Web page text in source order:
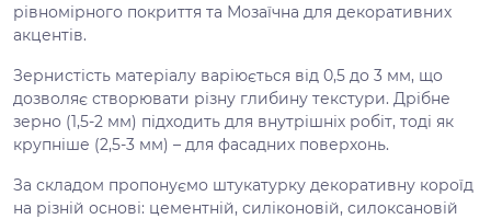
рівномірного покриття та Мозаїчна для декоративних
акцентів.
Зернистість матеріалу варіюється від 0,5 до 3 мм, що
дозволяє створювати різну глибину текстури. Дрібне
зерно (1,5-2 мм) підходить для внутрішніх робіт, тоді як
крупніше (2,5-3 мм) – для фасадних поверхонь.
За складом пропонуємо штукатурку декоративну короїд
на різній основі: цементній, силіконовій, силоксановій